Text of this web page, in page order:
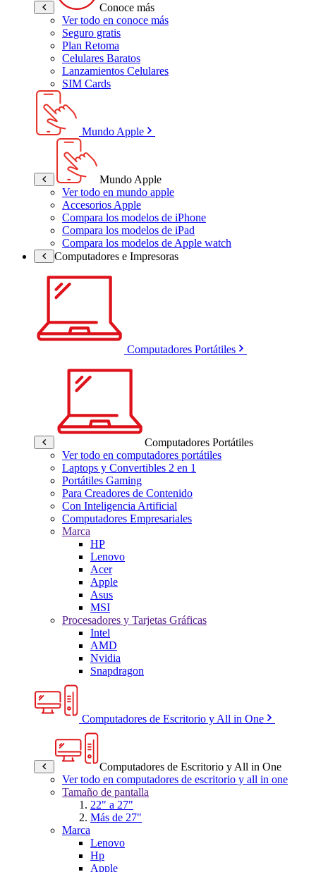
Conoce más
Ver todo en conoce más
Seguro gratis
Plan Retoma
Celulares Baratos
Lanzamientos Celulares
SIM Cards
Mundo Apple
Mundo Apple
Ver todo en mundo apple
Accesorios Apple
Compara los modelos de iPhone
Compara los modelos de iPad
Compara los modelos de Apple watch
Computadores e Impresoras
Computadores Portátiles
Computadores Portátiles
Ver todo en computadores portátiles
Laptops y Convertibles 2 en 1
Portátiles Gaming
Para Creadores de Contenido
Con Inteligencia Artificial
Computadores Empresariales
Marca
HP
Lenovo
Acer
Apple
Asus
MSI
Procesadores y Tarjetas Gráficas
Intel
AMD
Nvidia
Snapdragon
Computadores de Escritorio y All in One
Computadores de Escritorio y All in One
Ver todo en computadores de escritorio y all in one
Tamaño de pantalla
22" a 27"
Más de 27"
Marca
Lenovo
Hp
Apple